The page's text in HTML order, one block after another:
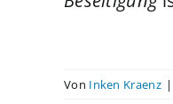
Von Inken Kraenz |